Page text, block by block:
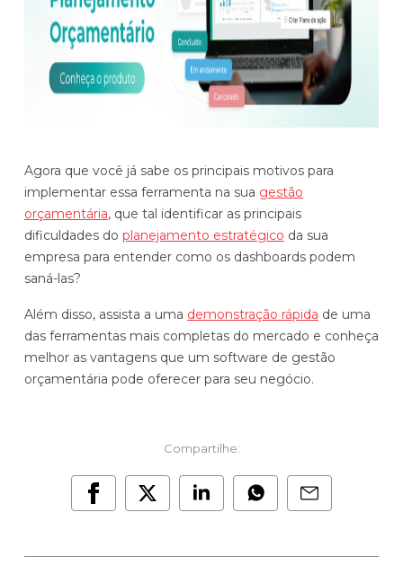
Agora que você já sabe os principais motivos para
implementar essa ferramenta na sua gestão
orçamentária, que tal identificar as principais
dificuldades do planejamento estratégico da sua
empresa para entender como os dashboards podem
saná-las?
Além disso, assista a uma demonstração rápida de uma
das ferramentas mais completas do mercado e conheça
melhor as vantagens que um software de gestão
orçamentária pode oferecer para seu negócio.
Compartilhe: